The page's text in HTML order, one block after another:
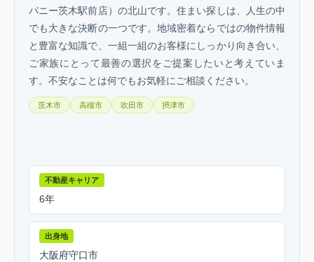
パニー茨木駅前店）の北山です。住まい探しは、人生の中
でも大きな決断の一つです。地域密着ならではの物件情報
と豊富な知識で、一組一組のお客様にしっかり向き合い、
ご家族にとって最善の選択をご提案したいと考えていま
す。不安なことは何でもお気軽にご相談ください。
茨木市 高槻市 吹田市 摂津市
不動産キャリア
6年
出身地
大阪府守口市